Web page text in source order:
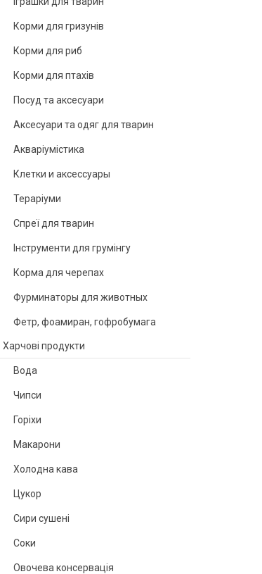
Корми для гризунів
Корми для риб
Корми для птахів
Посуд та аксесуари
Аксесуари та одяг для тварин
Акваріумістика
Клетки и аксессуары
Тераріуми
Спреї для тварин
Інструменти для грумінгу
Корма для черепах
Фурминаторы для животных
Фетр, фоамиран, гофробумага
Харчові продукти
Вода
Чипси
Горіхи
Макарони
Холодна кава
Цукор
Сири сушені
Соки
Овочева консервація